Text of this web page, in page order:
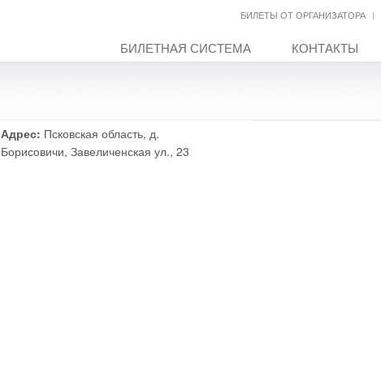
БИЛЕТЫ ОТ ОРГАНИЗАТОРА
БИЛЕТНАЯ СИСТЕМА КОНТАКТЫ
Адрес: Псковская область, д.
Борисовичи, Завеличенская ул., 23